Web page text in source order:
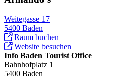
Weitegasse 17
5400 Baden
Raum buchen
Website besuchen
Info Baden Tourist Office
Bahnhofplatz 1
5400 Baden